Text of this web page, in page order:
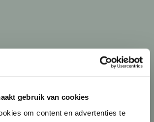
gebruik van cookies
om content en advertenties te